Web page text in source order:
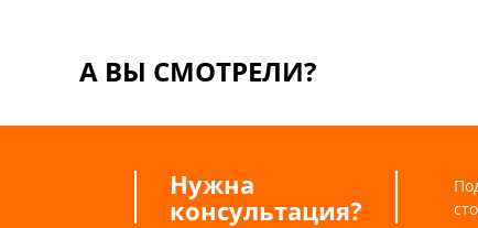
А ВЫ СМОТРЕЛИ?
Нужна
консультация?